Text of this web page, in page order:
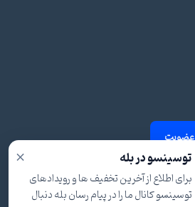
عضویت
× توسینسو در بله
برای اطلاع از آخرین تخفیف ها و رویدادهای
توسینسو کانال ما را در پیام رسان بله دنبال